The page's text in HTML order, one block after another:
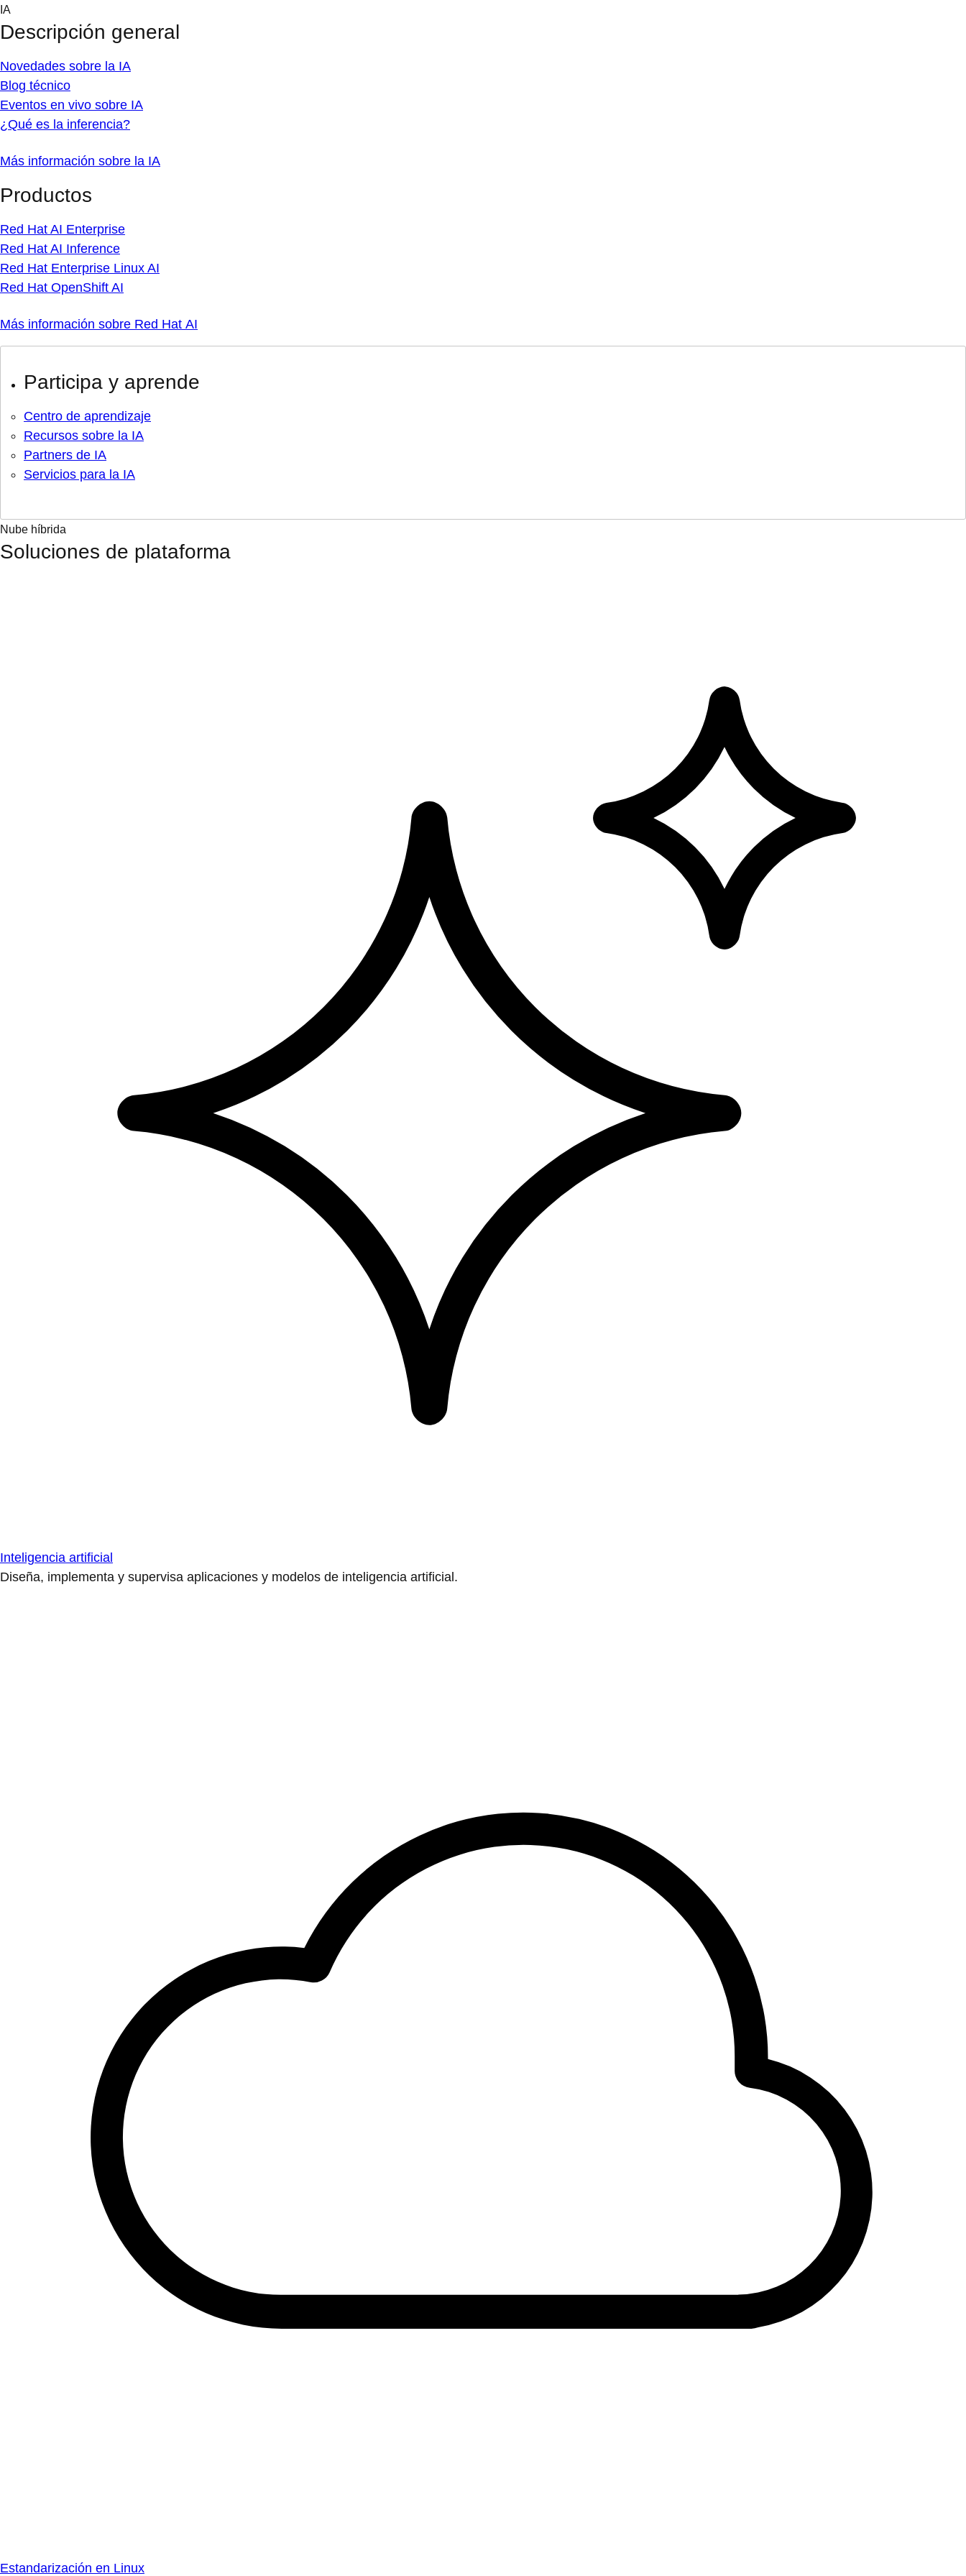
Skip
content
IA
Descripción general
Novedades sobre la IA
Blog técnico
Eventos en vivo sobre IA
¿Qué es la inferencia?
Más información sobre la IA
Productos
Red Hat AI Enterprise
Red Hat AI Inference
Red Hat Enterprise Linux AI
Red Hat OpenShift AI
Más información sobre Red Hat AI
Participa y aprende
Centro de aprendizaje
Recursos sobre la IA
Partners de IA
Servicios para la IA
Nube híbrida
Soluciones de plataforma
Inteligencia artificial
Diseña, implementa y supervisa aplicaciones y modelos de inteligencia artificial.
Estandarización en Linux